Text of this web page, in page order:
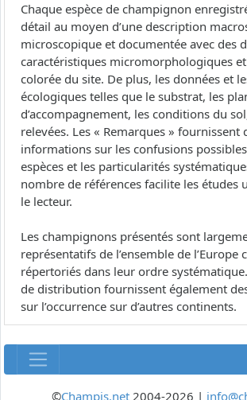
Chaque espèce de champignon
détail au moyen d’une description
microscopique et documentée avec des
caractéristiques micromorphologiques
colorée du site. De plus, les données et
écologiques telles que le substrat, les
d’accompagnement, les conditions du
relevées. Les « Remarques » fournissent
informations sur les confusions
espèces et les particularités
nombre de références facilite les études
le lecteur.
Les champignons présentés sont
représentatifs de l’ensemble de l’Europe
répertoriés dans leur ordre
de distribution fournissent également
sur l’occurrence sur d’autres continents.
©Champis.net2004-2026 |